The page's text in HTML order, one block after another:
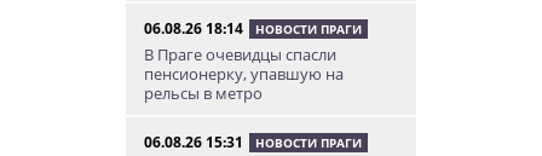
06.08.26 18:14 НОВОСТИ ПРАГИ
В Праге очевидцы спасли
пенсионерку, упавшую на
рельсы в метро
06.08.26 15:31 НОВОСТИ ПРАГИ